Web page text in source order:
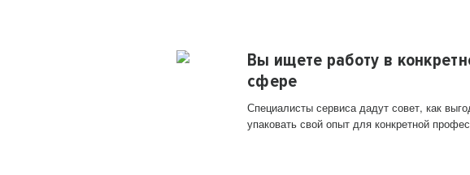
Вы ищете работу в
сфере
Специалисты сервиса дадут совет, как
упаковать свой опыт для конкретной